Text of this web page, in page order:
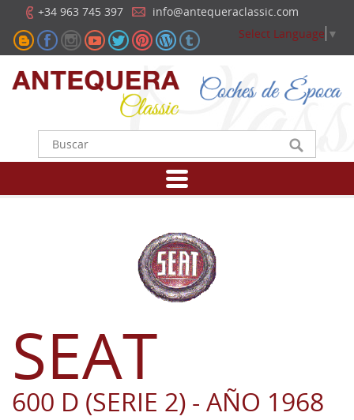
+34 963 745 397
info@antequeraclassic.com
Select Language ▼
SEAT
600 D (SERIE 2) - AÑO 1968